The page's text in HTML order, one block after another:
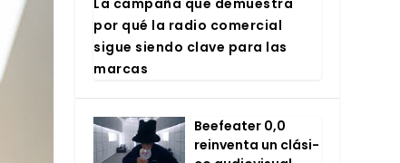
La cam­pa­ña que demues­tra
por qué la radio comer­cial
sigue sien­do cla­ve para las
mar­cas
Bee­fea­ter 0,0
rein­ven­ta un clá­si­